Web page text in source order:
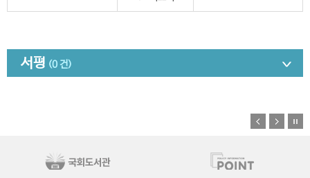
서평 (0 건)